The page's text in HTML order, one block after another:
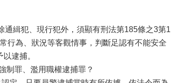
緝犯、現行犯外，須顯有刑法第185條之3第1
行為、狀況等客觀情事，判斷足認有不能安全
逮捕。
制罪、濫用職權逮捕罪？